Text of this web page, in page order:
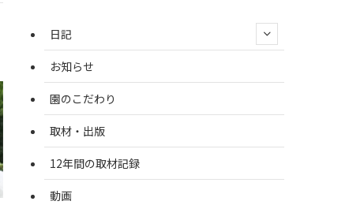
日記
お知らせ
園のこだわり
取材・出版
12年間の取材記録
動画